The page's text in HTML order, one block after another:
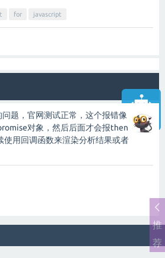
智能客服
for javascript
问题，官网测试正常，这个报错像
对象，然后后面才会报then
使用回调函数来渲染分析结果或者